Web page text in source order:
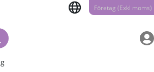
Företag (Exkl moms)